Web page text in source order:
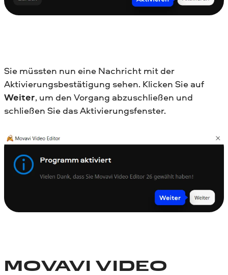
Sie müssten nun eine Nachricht mit der
Aktivierungsbestätigung sehen. Klicken Sie auf
Weiter, um den Vorgang abzuschließen und
schließen Sie das Aktivierungsfenster.
MOVAVI VIDEO